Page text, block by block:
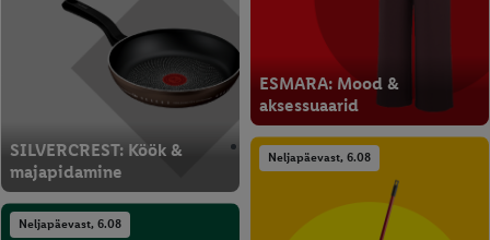
SILVERCREST: Köök &
majapidamine
ESMARA: Mood &
aksessuaarid
Neljapäevast, 6.08
Neljapäevast, 6.08